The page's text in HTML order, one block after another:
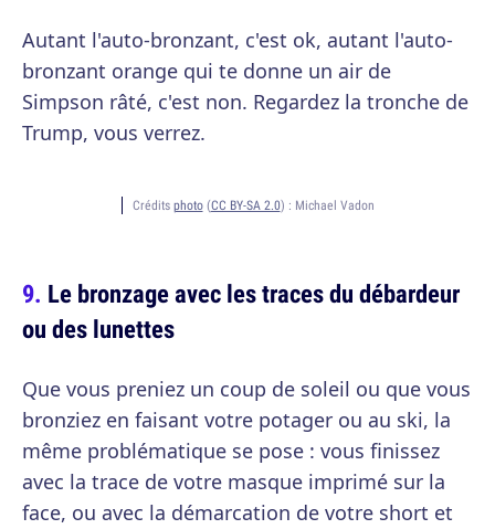
Autant l'auto-bronzant, c'est ok, autant l'auto-
bronzant orange qui te donne un air de
Simpson râté, c'est non. Regardez la tronche de
Trump, vous verrez.
Crédits photo(CC BY-SA 2.0) : Michael Vadon
Le bronzage avec les traces du débardeur
ou des lunettes
Que vous preniez un coup de soleil ou que vous
bronziez en faisant votre potager ou au ski, la
même problématique se pose : vous finissez
avec la trace de votre masque imprimé sur la
face, ou avec la démarcation de votre short et